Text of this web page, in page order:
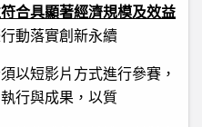
合具顯著經濟規模及效益
動落實創新永續
以短影片方式進行參賽，
行與成果，以質